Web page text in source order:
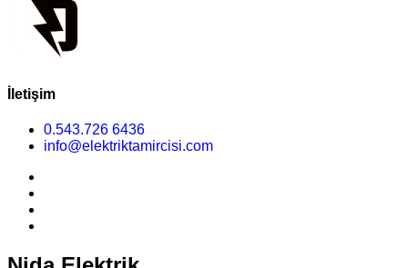
İletişim
0.543.726 6436
info@elektriktamircisi.com